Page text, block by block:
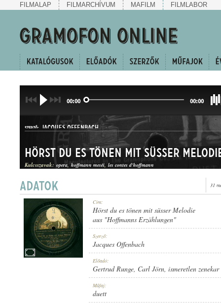
FILMALAP FILMARCHÍVUM MAFILM FILMLABOR
00:00 00:00
SZERZŐ: JACQUES OFFENBACH
DUETT
1905 KÖRÜL
Hörst du es tönen mit süsser
Kulcsszavak: opera hoffmann meséi les contes d'hoffmann
31
Cím:
Hörst du es tönen mit süsser Melodie
aus "Hoffmanns Erzählungen"
Szerző:
Jacques Offenbach
Előadó:
Gertrud Runge, Carl Jörn, ismeretlen zenekar
Műfaj:
duett